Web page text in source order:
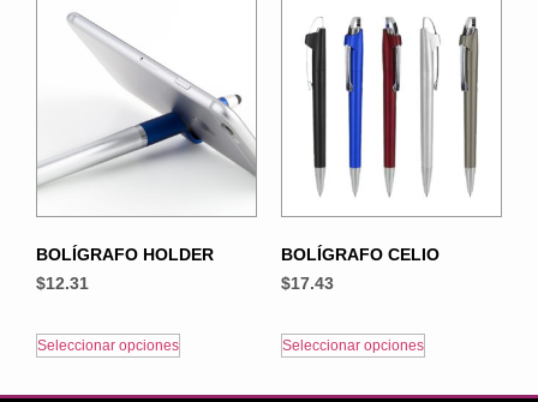
BOLÍGRAFO HOLDER
$12.31
Seleccionar opciones
BOLÍGRAFO CELIO
$17.43
Seleccionar opciones